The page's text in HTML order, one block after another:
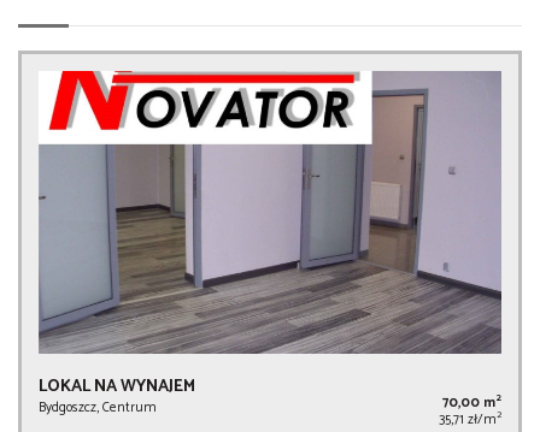
LOKAL NA WYNAJEM
Bydgoszcz, Centrum 70,00 m2
35,71 zł/m2